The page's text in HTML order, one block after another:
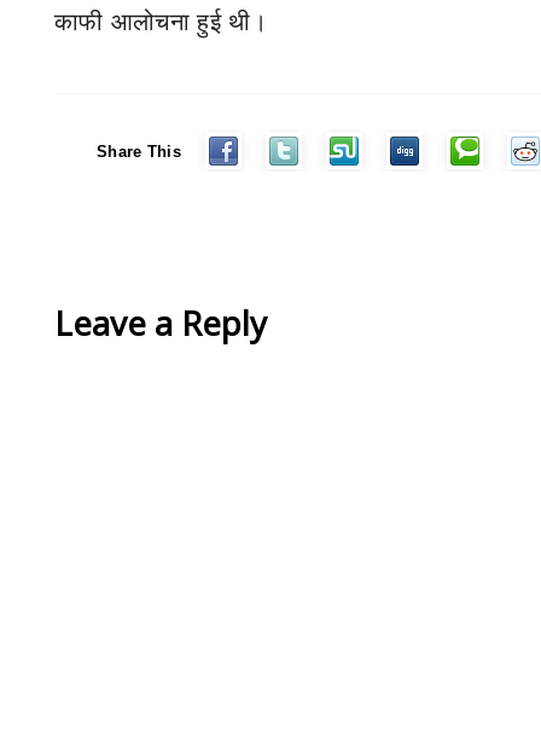
काफी आलोचना हुई थी।
Share This
Leave a Reply